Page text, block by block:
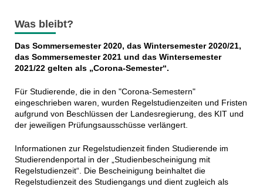
Was bleibt?
Das Sommersemester 2020, das Wintersemester 2020/21,
das Sommersemester 2021 und das Wintersemester
2021/22 gelten als „Corona-Semester“.
Für Studierende, die in den "Corona-Semestern"
eingeschrieben waren, wurden Regelstudienzeiten und Fristen
aufgrund von Beschlüssen der Landesregierung, des KIT und
der jeweiligen Prüfungsausschüsse verlängert.
Informationen zur Regelstudienzeit finden Studierende im
Studierendenportal in der „Studienbescheinigung mit
Regelstudienzeit“. Die Bescheinigung beinhaltet die
Regelstudienzeit des Studiengangs und dient zugleich als